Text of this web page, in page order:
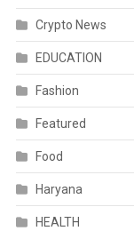
Crypto News
EDUCATION
Fashion
Featured
Food
Haryana
HEALTH